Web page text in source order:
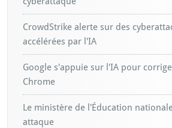
CrowdStrike alerte sur des
accélérées par l'IA
Google s'appuie sur l'IA pour
Chrome
Le ministère de l'Éducation
attaque